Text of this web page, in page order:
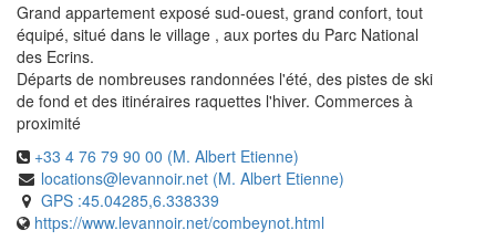
Grand appartement exposé sud-ouest, grand confort, tout
équipé, situé dans le village , aux portes du Parc National
des Ecrins.
Départs de nombreuses randonnées l'été, des pistes de ski
de fond et des itinéraires raquettes l'hiver. Commerces à
proximité
+33 4 76 79 90 00 (M. Albert Etienne)
locations@levannoir.net (M. Albert Etienne)
GPS :45.04285,6.338339
https://www.levannoir.net/combeynot.html